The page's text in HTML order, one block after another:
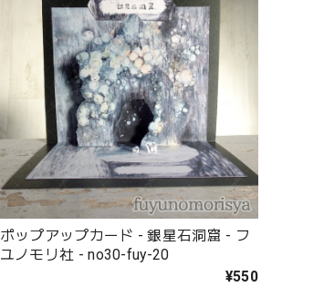
ポップアップカード - 銀星石洞窟 - フ
ユノモリ社 - no30-fuy-20
¥550